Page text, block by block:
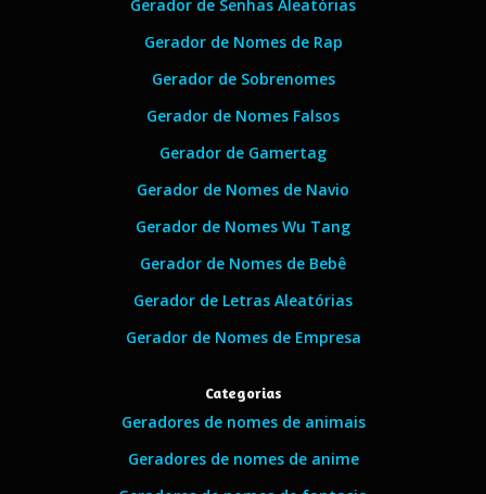
Gerador de Senhas Aleatórias
Gerador de Nomes de Rap
Gerador de Sobrenomes
Gerador de Nomes Falsos
Gerador de Gamertag
Gerador de Nomes de Navio
Gerador de Nomes Wu Tang
Gerador de Nomes de Bebê
Gerador de Letras Aleatórias
Gerador de Nomes de Empresa
Categorias
Geradores de nomes de animais
Geradores de nomes de anime